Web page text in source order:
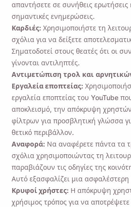
απαντήσετε σε συνήθεις ερωτήσεις
σημαντικές ενημερώσεις.
Καρδιές: Χρησιμοποιήστε τη
σχόλια για να δείξετε
Σηματοδοτεί στους θεατές ότι οι
γίνονται αντιληπτές.
Αντιμετώπιση τρολ και
Εργαλεία εποπτείας:
εργαλεία εποπτείας του YouTube
αποκλεισμό, την απόκρυψη
φίλτρων για προσβλητική γλώσσα
θετικό περιβάλλον.
Αναφορά: Να αναφέρετε πάντα τα
σχόλια χρησιμοποιώντας τη
παραβιάζουν τις οδηγίες της
Αυτό εξασφαλίζει μια ασφαλέστερη
Κρυφοί χρήστες: Η απόκρυψη
χρήσιμος τρόπος για να